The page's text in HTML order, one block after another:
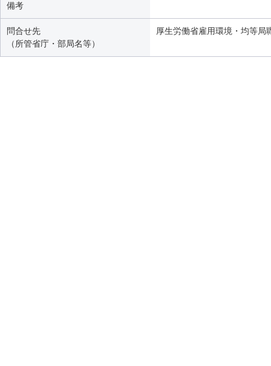
備考
問合せ先
（所管省庁・部局名等）
厚生労働省雇用環境・均等局